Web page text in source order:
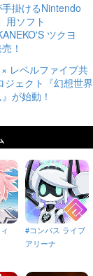
掛けるNintendo
用ソフト
ツクヨ
！
レベルファイブ共
ジェクト『幻想世界
が始動！
#コンパス ライブ
アリーナ